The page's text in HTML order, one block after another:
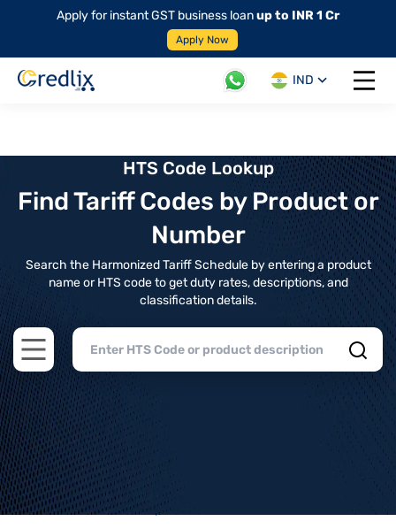
Apply for instant GST business loanup to INR 1 Cr
Apply Now
IND
Open
HTS Code Lookup
Find Tariff Codes by Product or
Number
Search the Harmonized Tariff Schedule by entering a product
name or HTS code to get duty rates, descriptions, and
classification details.
Open main menu
Home>HTS Codes> Chapter